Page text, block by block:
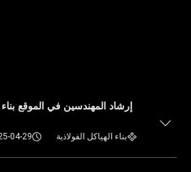
إرشاد المهندسين في الموقع بناء
بناء الهياكل الفولاذية 04-29